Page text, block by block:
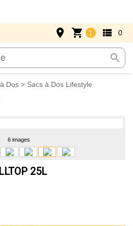
search
place shopping_cart 1 view_list 0
Dos > Sacs à Dos Lifestyle
6 images
25L